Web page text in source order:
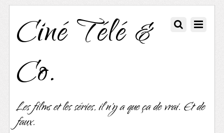
Ciné Télé &
Co.
Les films et les séries, il n'y a que ça de vrai. Et de
faux.